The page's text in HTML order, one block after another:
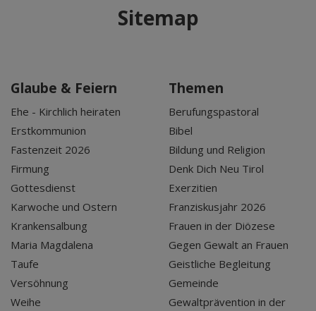
Sitemap
Glaube & Feiern
Ehe - Kirchlich heiraten
Erstkommunion
Fastenzeit 2026
Firmung
Gottesdienst
Karwoche und Ostern
Krankensalbung
Maria Magdalena
Taufe
Versöhnung
Weihe
Themen
Berufungspastoral
Bibel
Bildung und Religion
Denk Dich Neu Tirol
Exerzitien
Franziskusjahr 2026
Frauen in der Diözese
Gegen Gewalt an Frauen
Geistliche Begleitung
Gemeinde
Gewaltprävention in der